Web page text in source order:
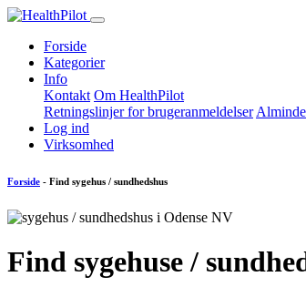
Forside
Kategorier
Info
Kontakt Om HealthPilot
Retningslinjer for brugeranmeldelser
Log ind
Virksomhed
Forside - Find sygehus / sundhedshus
Find sygehuse /